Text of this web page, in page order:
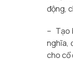
động,
– Tạo
nghĩa,
cho cổ